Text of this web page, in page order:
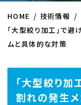
HOME
技術情報
「大型絞り加工」で
ムと具体的な対策
「大型絞り加
割れの発生